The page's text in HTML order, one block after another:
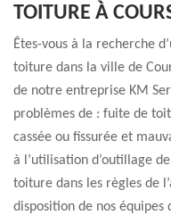
TOITURE À
Êtes-vous à la recherche
toiture dans la ville de
de notre entreprise KM
problèmes de : fuite de
cassée ou fissurée et
à l’utilisation d’outillage
toiture dans les règles de
disposition de nos